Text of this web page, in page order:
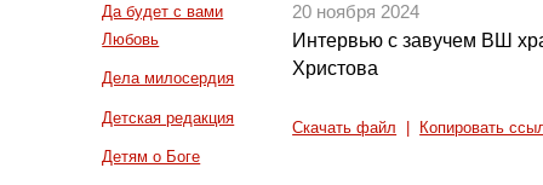
Да будет с вами
Любовь
Дела милосердия
Детская редакция
Детям о Боге
20 ноября 2024
Интервью с завучем ВШ
Христова
Скачать файл Копировать